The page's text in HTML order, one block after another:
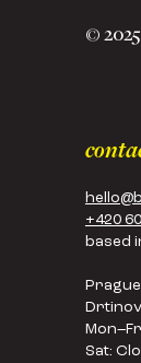
+420
based
Sat:
©